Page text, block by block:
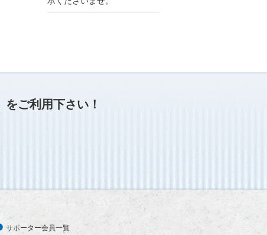
だき、誠に有難うござい
がされませんので、ご了
承のほど、よろしくお願
伴う情報更新停止のお知
らせ(04/26～04/29、05/0
ユーザー各位
をご利用下さい！
サポーター会員一覧